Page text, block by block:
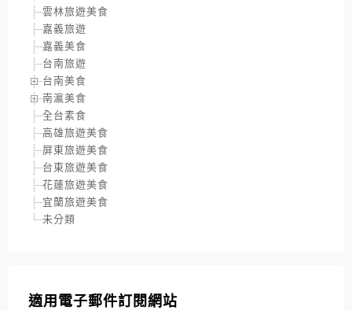
雲林旅遊美食
嘉義旅遊
嘉義美食
台南旅遊
台南美食
南瀛美食
全台素食
高雄旅遊美食
屏東旅遊美食
台東旅遊美食
花蓮旅遊美食
宜蘭旅遊美食
未分類
適用電子郵件訂閱網站